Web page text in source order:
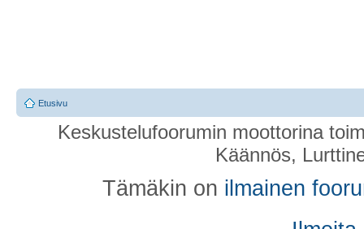
Etusivu
Keskustelufoorumin moottorina
Käännös,
Tämäkin on ilmainen